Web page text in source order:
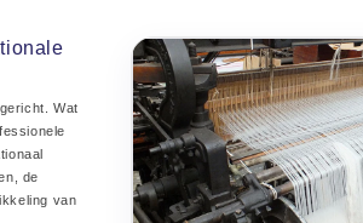
Wat
de
van